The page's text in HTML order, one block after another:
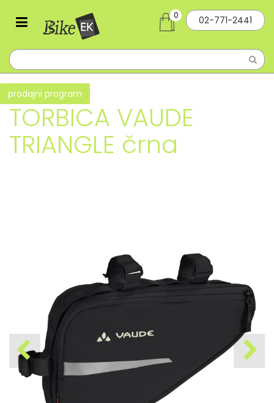
02-771-2441
0
prodajni program
TORBICA VAUDE
TRIANGLE črna